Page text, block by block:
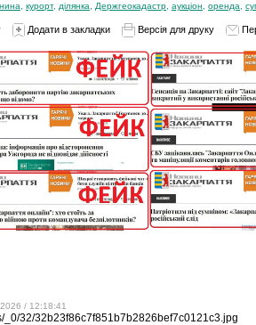
, курорт, ділянка, Держгеокадастр, аукціон, оренда,
Додати в закладки Версія для друку
/ 12:18:41
_0/32/32b23f86c7f851b7b2826bef7c0121c3.jpg